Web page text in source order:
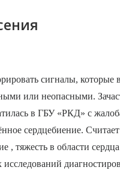
сигналы,
или неопасными.
в ГБУ «РКД» с
сердцебиение. Считает
, тяжесть в области
исследований